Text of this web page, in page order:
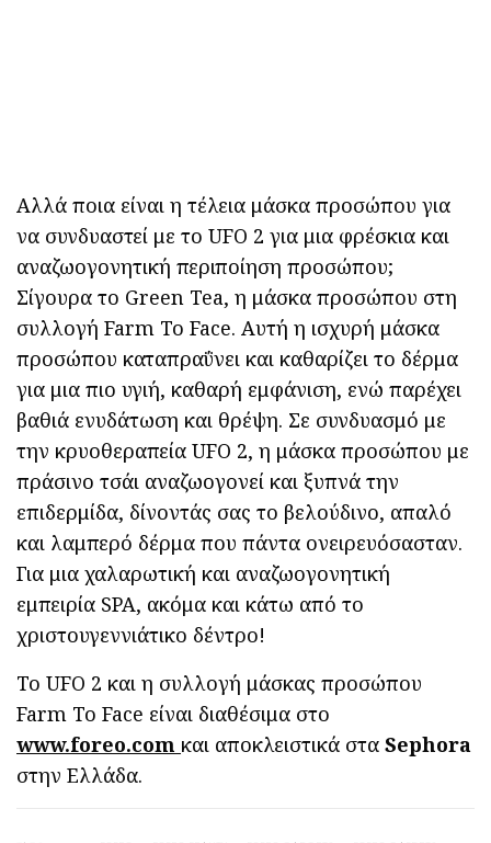
Αλλά ποια είναι η τέλεια μάσκα προσώπου για
να συνδυαστεί με το UFO 2 για μια φρέσκια και
αναζωογονητική περιποίηση προσώπου;
Σίγουρα το Green Tea, η μάσκα προσώπου στη
συλλογή Farm To Face. Αυτή η ισχυρή μάσκα
προσώπου καταπραΰνει και καθαρίζει το δέρμα
για μια πιο υγιή, καθαρή εμφάνιση, ενώ παρέχει
βαθιά ενυδάτωση και θρέψη. Σε συνδυασμό με
την κρυοθεραπεία UFO 2, η μάσκα προσώπου με
πράσινο τσάι αναζωογονεί και ξυπνά την
επιδερμίδα, δίνοντάς σας το βελούδινο, απαλό
και λαμπερό δέρμα που πάντα ονειρευόσασταν.
Για μια χαλαρωτική και αναζωογονητική
εμπειρία SPA, ακόμα και κάτω από το
χριστουγεννιάτικο δέντρο!
Το UFO 2 και η συλλογή μάσκας προσώπου
Farm To Face είναι διαθέσιμα στο
www.foreo.com και αποκλειστικά σταSephora
στην Ελλάδα.